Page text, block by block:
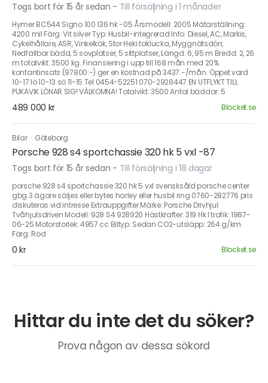
Togs bort för 15 år sedan - Till försäljning i 1 månader
Hymer BC544 Signo 100 136 hk -05 Årsmodell: 2005 Mätarställning:
4200 mil Färg: Vit silver Typ: Husbil-integrerad Info: Diesel, AC, Markis,
Cykelhållare, ASR, Vinkelkök, Stor Heki taklucka, Myggnätsdörr,
Nedfällbar bädd, 5 sovplatser, 5 sittplatser, Längd: 6, 95 m Bredd: 2, 26
m totalvikt: 3500 kg. Finansiering i upp till 168 mån med 20%
kontantinsats (97800:-) ger en kostnad på 3437.-/mån. Öppet vard
10-17 lö 10-13 sö 11-15 Tel 0454-52251 070-2928447 EN UTFLYKT TILL
PUKAVIK LÖNAR SIG! VÄLKOMNA! Totalvikt: 3500 Antal bäddar: 5
489 000 kr Blocket.se
Bilar · Göteborg
Porsche 928 s4 sportchassie 320 hk 5 vxl -87
Togs bort för 15 år sedan - Till försäljning i 18 dagar
porsche 928 s4 sportchassie 320 hk 5 vxl svensksåld porsche center
gbg 3 ägare säljes eller bytes harley eller husbil ring 0760-282776 pris
diskuteras vid intresse Extrauppgifter Märke: Porsche Drivhjul:
Tvåhjulsdriven Modell: 928 S4 928920 Hästkrafter: 319 Hk I trafik: 1987-
06-25 Motorstorlek: 4957 cc Biltyp: Sedan CO2-utsläpp: 264 g/km
Färg: Röd
0 kr Blocket.se
Hittar du inte det du söker?
Prova någon av dessa sökord